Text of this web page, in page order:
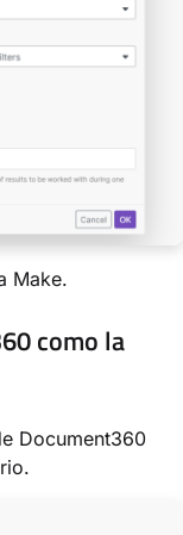
Make.
como la
Document360